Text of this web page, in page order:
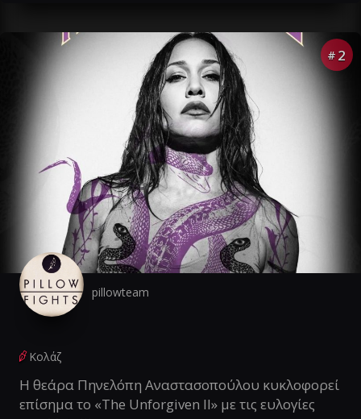
# 2
pillowteam
Κολάζ
Η θεάρα Πηνελόπη Αναστασοπούλου κυκλοφορεί
επίσημα το «The Unforgiven II» με τις ευλογίες